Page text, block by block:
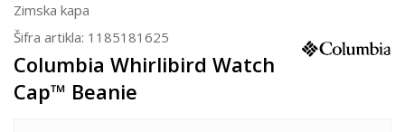
Zimska kapa
Šifra artikla: 1185181625
Columbia Whirlibird Watch
Cap™ Beanie